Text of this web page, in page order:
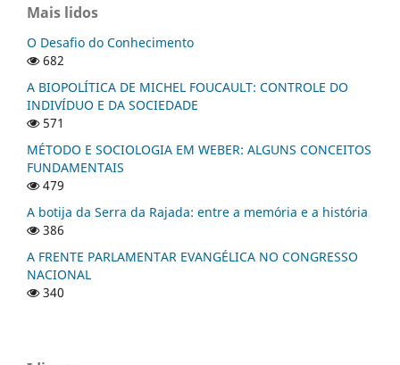
Mais lidos
O Desafio do Conhecimento
682
A BIOPOLÍTICA DE MICHEL FOUCAULT: CONTROLE DO
INDIVÍDUO E DA SOCIEDADE
571
MÉTODO E SOCIOLOGIA EM WEBER: ALGUNS CONCEITOS
FUNDAMENTAIS
479
A botija da Serra da Rajada: entre a memória e a história
386
A FRENTE PARLAMENTAR EVANGÉLICA NO CONGRESSO
NACIONAL
340